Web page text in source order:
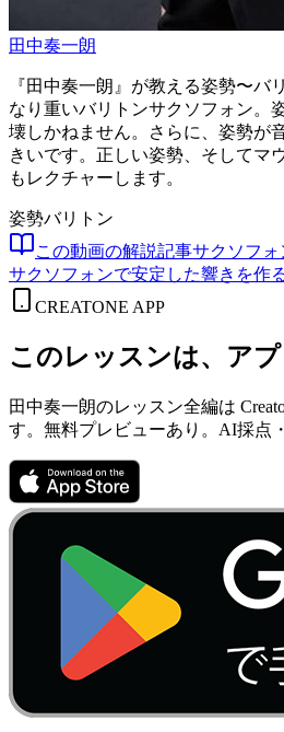
田中奏一朗
『田中奏一朗』が教える姿勢〜バ
なり重いバリトンサクソフォン。
壊しかねません。さらに、姿勢が
きいです。正しい姿勢、そしてマ
もレクチャーします。
姿勢バリトン
この動画の解説記事サクソフ
サクソフォンで安定した響きを作
CREATONE APP
このレッスンは、アプ
田中奏一朗のレッスン全編は
す。無料プレビューあり。AI採点